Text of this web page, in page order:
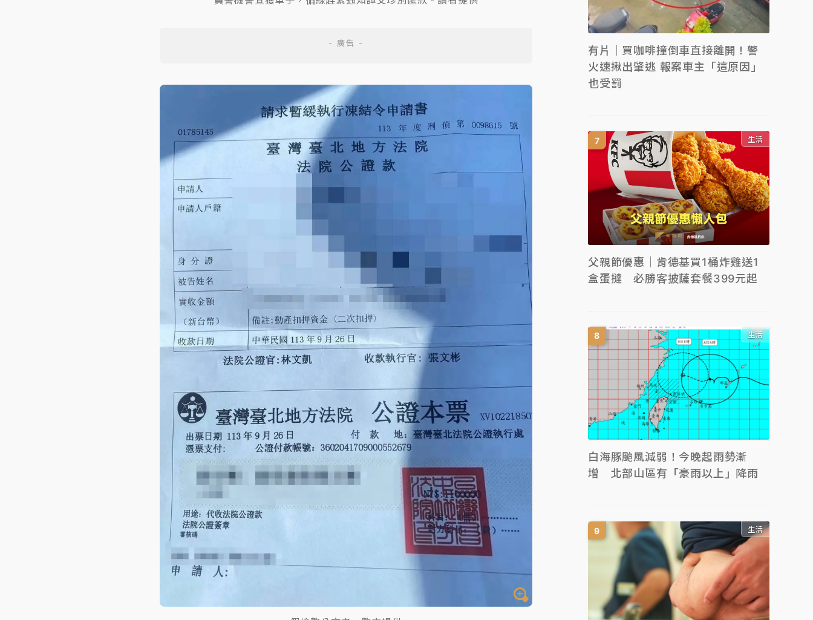
有片｜買咖啡撞倒車直接離開！警
火速揪出肇逃 報案車主「這原因」
也受罰
生活
父親節優惠｜肯德基買1桶炸雞送1
盒蛋撻 必勝客披薩套餐399元起
生活
白海豚颱風減弱！今晚起雨勢漸
增 北部山區有「豪雨以上」降雨
生活